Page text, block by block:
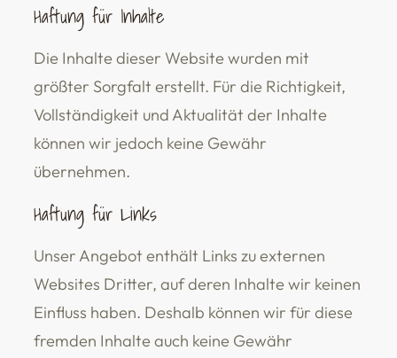
Haftung für Inhalte
Die Inhalte dieser Website wurden mit
größter Sorgfalt erstellt. Für die Richtigkeit,
Vollständigkeit und Aktualität der Inhalte
können wir jedoch keine Gewähr
übernehmen.
Haftung für Links
Unser Angebot enthält Links zu externen
Websites Dritter, auf deren Inhalte wir keinen
Einfluss haben. Deshalb können wir für diese
fremden Inhalte auch keine Gewähr